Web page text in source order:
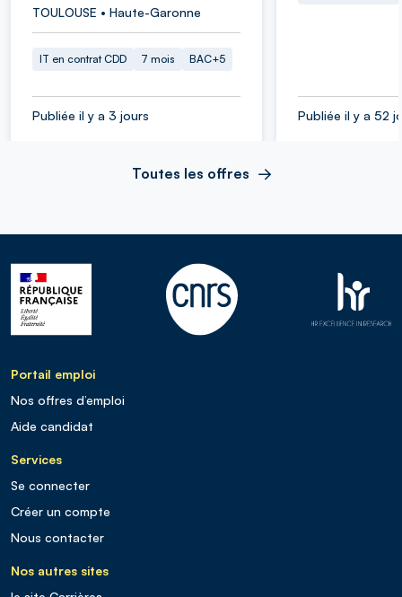
TOULOUSE • Haute-Garonne
IT en contrat CDD 7 mois BAC+5
Publiée il y a 3 jours Publiée il y a 52
Toutes les offres
Portail emploi
Nos offres d’emploi
Aide candidat
Services
Se connecter
Créer un compte
Nous contacter
Nos autres sites